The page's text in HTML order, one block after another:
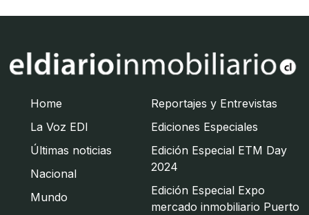
Home
La Voz EDI
Últimas noticias
Nacional
Mundo
Reportajes y Entrevistas
Ediciones Especiales
Edición Especial ETM Day
2024
Edición Especial Expo
mercado inmobiliario Puerto